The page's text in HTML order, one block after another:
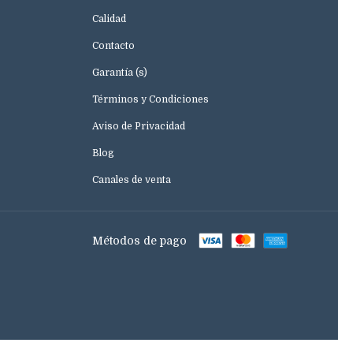
Calidad
Contacto
Garantía (s)
Términos y Condiciones
Aviso de Privacidad
Blog
Canales de venta
Métodos de pago